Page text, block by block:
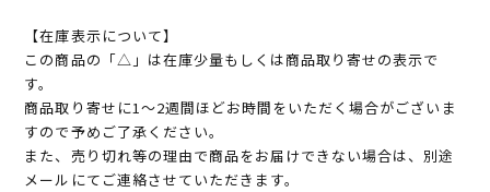
【在庫表示について】
この商品の「△」は在庫少量もしくは商品取り寄せの表示で
す。
商品取り寄せに1～2週間ほどお時間をいただく場合がございま
すので予めご了承ください。
また、売り切れ等の理由で商品をお届けできない場合は、別途
メールにてご連絡させていただきます。